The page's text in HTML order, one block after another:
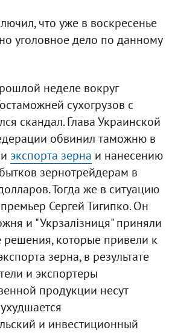
что уже в воскресенье
уголовное дело по данному
неделе вокруг
сухогрузов с
скандал. Глава Украинской
обвинил таможню в
экспорта зерна и нанесению
зернотрейдерам в
Тогда же в ситуацию
Сергей Тигипко. Он
и "Укрзалізниця" приняли
которые привели к
зерна, в результате
и экспортеры
продукции несут
и инвестиционный